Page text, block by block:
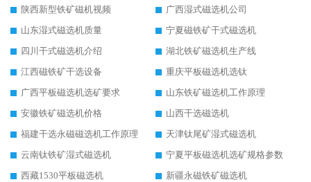
陕西新型铁矿磁机视频
广西湿式磁选机公司
山东湿式磁选机质量
宁夏磁铁矿干式磁选机
四川干式磁选机介绍
湖北铁矿磁选机生产线
江西磁铁矿干选设备
重庆平板磁选机选钛
广西平板磁选机选矿要求
山东铁矿磁选机工作原理
安徽铁矿磁选机价格
山西干选磁选机
福建干选永磁磁选机工作原理
天津钛尾矿湿式磁选机
云南钛铁矿湿式磁选机
宁夏平板磁选机选矿规格参数
西藏1530平板磁选机
新疆永磁铁矿磁选机